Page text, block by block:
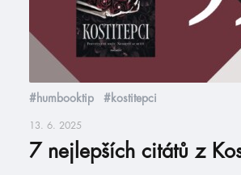
#humbooktip #kostitepci
13. 6. 2025
7 nejlepších citátů z